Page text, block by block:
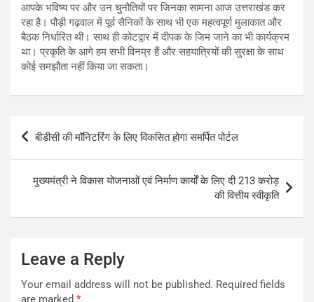
आपके भविष्य पर और उन चुनौतियों पर जिनका सामना आज उत्तराखंड कर
रहा है। पौड़ी गढ़वाल में पूर्व सैनिकों के साथ भी एक महत्वपूर्ण मुलाकात और
बैठक निर्धारित थी। साथ ही कोटद्वार में दीपक के जिम जाने का भी कार्यक्रम
था। प्रकृति के आगे हम सभी विनम्र हैं और सहयात्रियों की सुरक्षा के साथ
कोई समझौता नहीं किया जा सकता।
Post
बीडीसी की मॉनिटरिंग के लिए विकसित होगा समर्पित पोर्टल
मुख्यमंत्री ने विकास योजनाओं एवं निर्माण कार्यों के लिए दी 213 करोड़
की वित्तीय स्वीकृति
Leave a Reply
Your email address will not be published. Required fields
are marked *